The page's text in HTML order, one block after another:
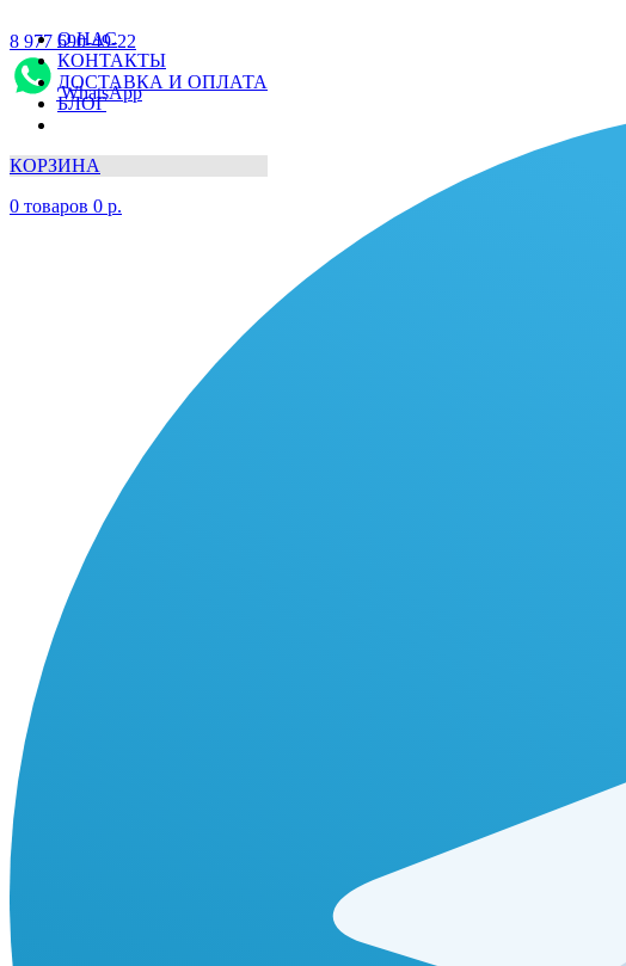
О НАС
КОНТАКТЫ
ДОСТАВКА И ОПЛАТА
БЛОГ
КОРЗИНА
0 товаров 0 р.
8 977 690-49-22
WhatsApp